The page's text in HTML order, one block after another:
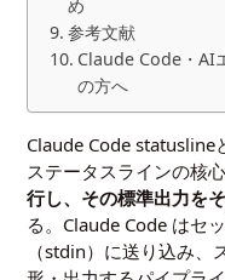
め
参考文献
Claude Code・AI
の方へ
Claude Code statusline
ステータスラインの核
行し、その標準出力を
る。Claude Code はセ
（stdin）に送り込み